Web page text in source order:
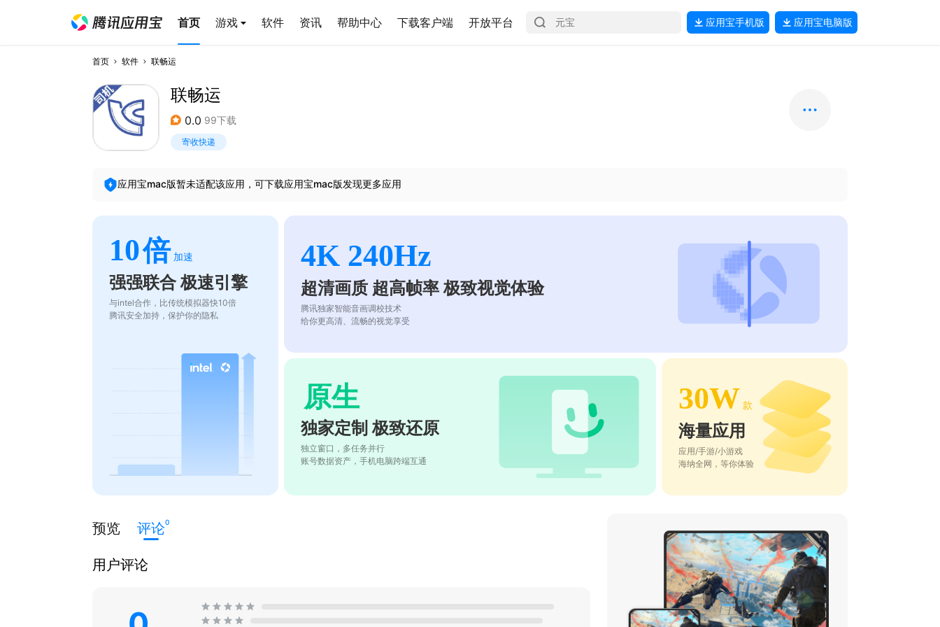
首页 游戏 软件 资讯 帮助中心 下载客户端 开放平台 应用宝手机版 应用宝电脑版
首页 软件 联畅运
联畅运
0.0 99下载
寄收快递
应用宝mac版暂未适配该应用，可下载应用宝mac版发现更多应用
10倍 加速
强强联合 极速引擎
与intel合作，比传统模拟器快10倍
腾讯安全加持，保护你的隐私
4K 240Hz
超清画质 超高帧率 极致视觉体验
腾讯独家智能音画调校技术
给你更高清、流畅的视觉享受
原生
独家定制 极致还原
独立窗口，多任务并行
账号数据资产，手机电脑跨端互通
30W 款
海量应用
应用/手游/小游戏
海纳全网，等你体验
预览 评论0
用户评论